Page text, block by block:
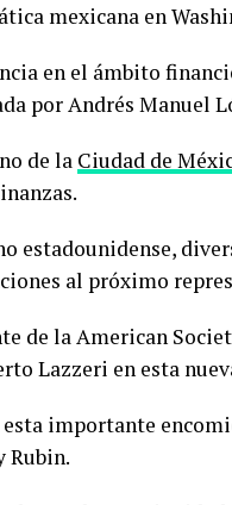
mexicana en
en el ámbito
por Andrés Manuel
de la Ciudad de
estadounidense,
al próximo
de la American
Lazzeri en esta
esta importante
Rubin.